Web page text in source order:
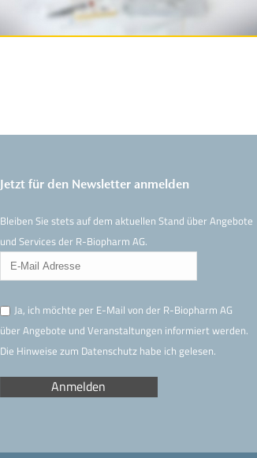
Jetzt für den Newsletter anmelden
Bleiben Sie stets auf dem aktuellen Stand über Angebote
und Services der R-Biopharm AG.
Ja, ich möchte per E-Mail von der R-Biopharm AG
über Angebote und Veranstaltungen informiert werden.
Die Hinweise zum Datenschutzhabe ich gelesen.